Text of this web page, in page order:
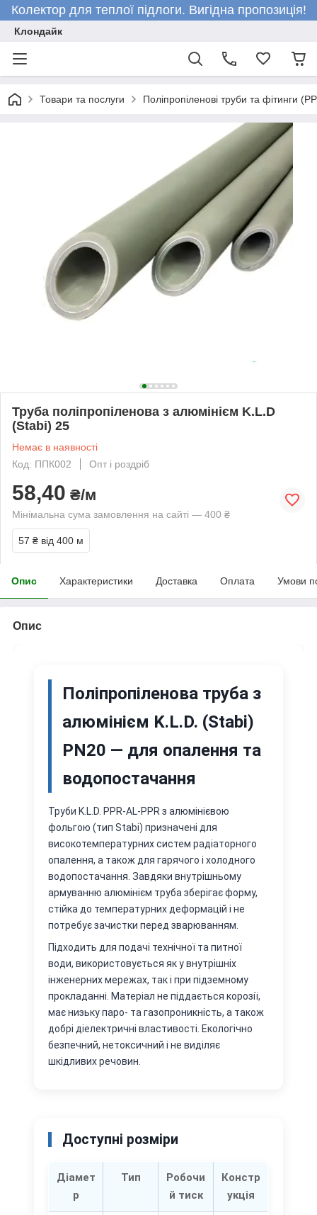
Колектор для теплої підлоги. Вигідна пропозиція!
Клондайк
Товари та послуги Поліпропіленові труби та фітинги
Труба поліпропіленова з алюмінієм K.L.D
(Stabi) 25
Немає в наявності
Код: ППК002
Опт і роздріб
58,40 ₴/м
Мінімальна сума замовлення на сайті — 400 ₴
57 ₴ від 400 м
Опис Характеристики Доставка Оплата Умови
Опис
Поліпропіленова труба з
алюмінієм K.L.D. (Stabi)
PN20 — для опалення та
водопостачання
Труби K.L.D. PPR-AL-PPR з алюмінієвою
фольгою (тип Stabi) призначені для
високотемпературних систем радіаторного
опалення, а також для гарячого і холодного
водопостачання. Завдяки внутрішньому
армуванню алюмінієм труба зберігає форму,
стійка до температурних деформацій і не
потребує зачистки перед зварюванням.
Підходить для подачі технічної та питної
води, використовується як у внутрішніх
інженерних мережах, так і при підземному
прокладанні. Матеріал не піддається корозії,
має низьку паро- та газопроникність, а також
добрі діелектричні властивості. Екологічно
безпечний, нетоксичний і не виділяє
шкідливих речовин.
Доступні розміри
Діамет
р
Тип
Робочи
й тиск
Констр
укція